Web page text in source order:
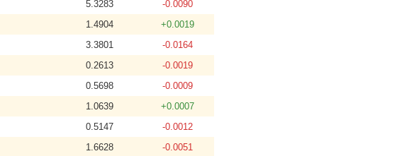
5.3283
-0.0090
1.4904
+0.0019
3.3801
-0.0164
0.2613
-0.0019
0.5698
-0.0009
1.0639
+0.0007
0.5147
-0.0012
1.6628
-0.0051